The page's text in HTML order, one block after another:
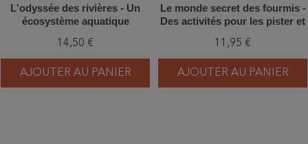
L'odyssée des rivières - Un
écosystème aquatique
14,50 €
AJOUTER AU PANIER
Le monde secret des fourmis -
Des activités pour les pister et
d'une colonie
11,95 €
AJOUTER AU PANIER